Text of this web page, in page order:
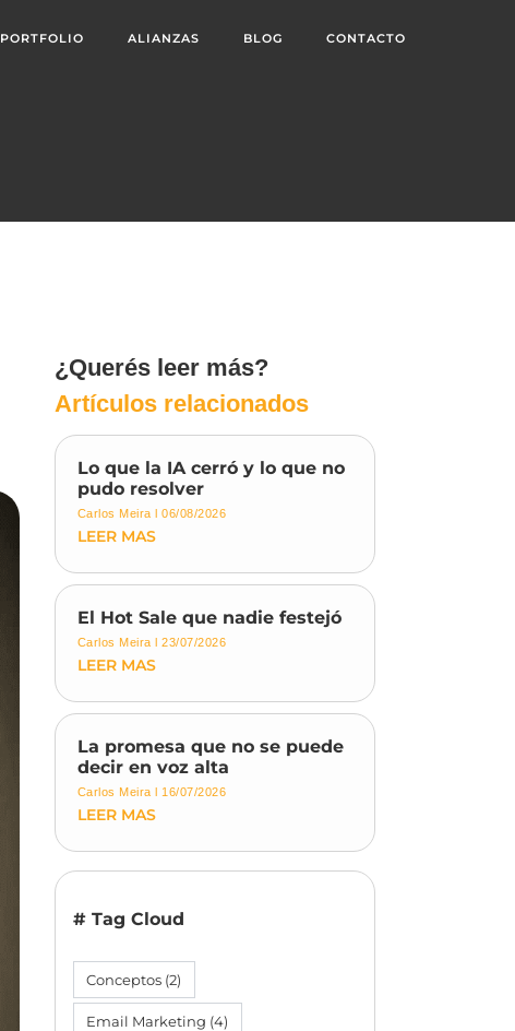
PORTFOLIO ALIANZAS BLOG CONTACTO
¿Querés leer más?
Artículos relacionados
Lo que la IA cerró y lo que no
pudo resolver
Carlos Meira 06/08/2026
LEER MAS
El Hot Sale que nadie festejó
Carlos Meira 23/07/2026
LEER MAS
La promesa que no se puede
decir en voz alta
Carlos Meira 16/07/2026
LEER MAS
# Tag Cloud
Conceptos (2)
Email Marketing (4)